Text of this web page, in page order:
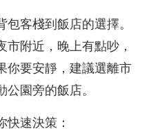
客棧到飯店的選擇。
附近，晚上有點吵，
你要安靜，建議選離市
園旁的飯店。
速決策：